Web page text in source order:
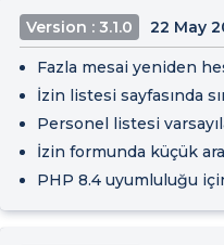
Version : 3.1.0 22 May
Fazla mesai yeniden
İzin listesi sayfasında
Personel listesi
İzin formunda küçük
PHP 8.4 uyumluluğu